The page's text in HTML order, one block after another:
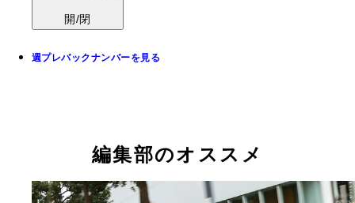
開/閉
週プレバックナンバーを見る
編集部のオススメ